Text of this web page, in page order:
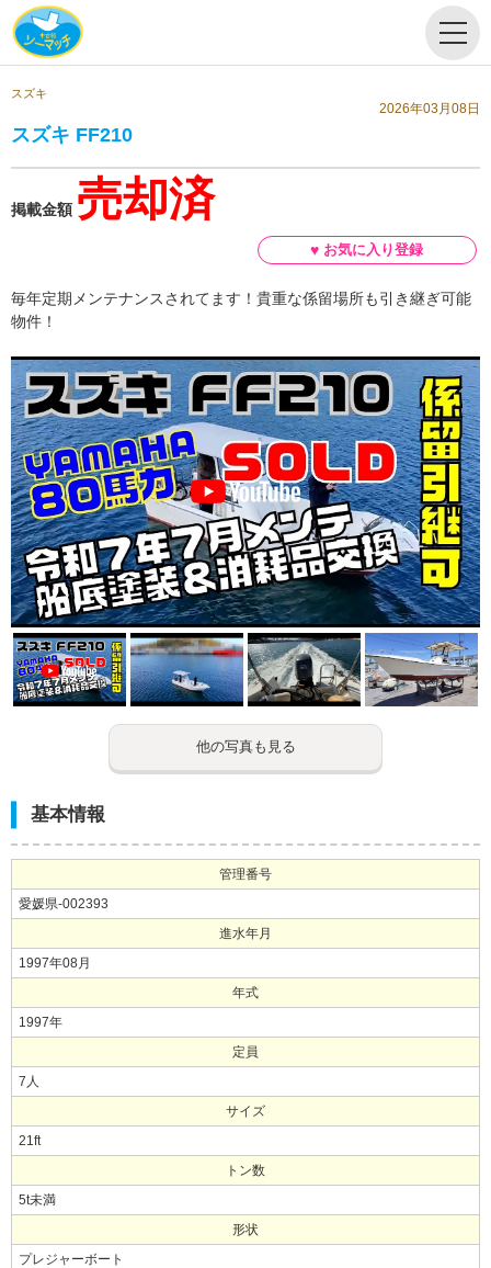
スズキ
2026年03月08日
スズキ FF210
掲載金額 売却済
毎年定期メンテナンスされてます！貴重な係留場所も引き継ぎ可能
物件！
他の写真も見る
基本情報
管理番号
愛媛県-002393
進水年月
1997年08月
年式
1997年
定員
7人
サイズ
21ft
トン数
5t未満
形状
プレジャーボート